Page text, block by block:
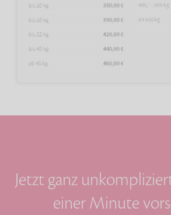
Jetzt ganz
einer Minute